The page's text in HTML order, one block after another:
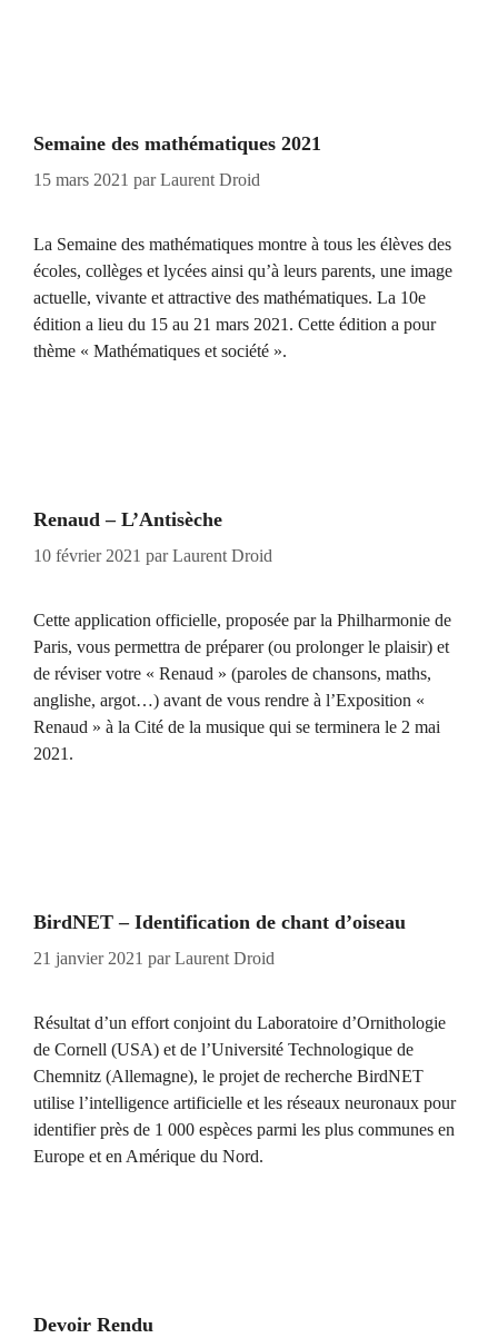
Semaine des mathématiques 2021
15 mars 2021 parLaurent Droid
La Semaine des mathématiques montre à tous les élèves des
écoles, collèges et lycées ainsi qu’à leurs parents, une image
actuelle, vivante et attractive des mathématiques. La 10e
édition a lieu du 15 au 21 mars 2021. Cette édition a pour
thème « Mathématiques et société ».
Renaud – L’Antisèche
10 février 2021 parLaurent Droid
Cette application officielle, proposée par la Philharmonie de
Paris, vous permettra de préparer (ou prolonger le plaisir) et
de réviser votre « Renaud » (paroles de chansons, maths,
anglishe, argot…) avant de vous rendre à l’Exposition «
Renaud » à la Cité de la musique qui se terminera le 2 mai
2021.
BirdNET – Identification de chant d’oiseau
21 janvier 2021 parLaurent Droid
Résultat d’un effort conjoint du Laboratoire d’Ornithologie
de Cornell (USA) et de l’Université Technologique de
Chemnitz (Allemagne), le projet de recherche BirdNET
utilise l’intelligence artificielle et les réseaux neuronaux pour
identifier près de 1 000 espèces parmi les plus communes en
Europe et en Amérique du Nord.
Devoir Rendu